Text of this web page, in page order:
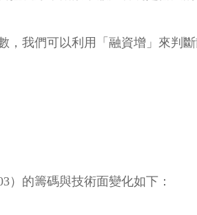
我們可以利用「融資增」來判
）的籌碼與技術面變化如下：